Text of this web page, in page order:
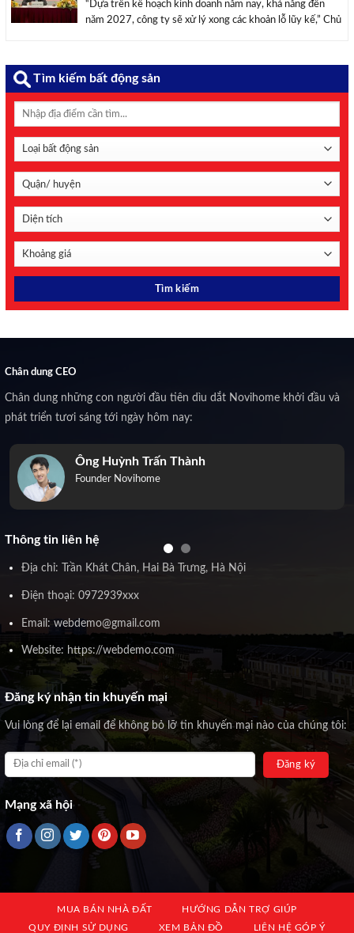
“Dựa trên kế hoạch kinh doanh năm nay, khả năng đến
năm 2027, công ty sẽ xử lý xong các khoản lỗ lũy kế,” Chủ
CTCP ...
Tìm kiếm bất động sản
Chân dung CEO
Chân dung những con người đầu tiên dìu dắt Novihome khởi đầu và
phát triển tươi sáng tới ngày hôm nay:
Ông Huỳnh Trấn Thành
Founder Novihome
Thông tin liên hệ
Địa chỉ: Trần Khát Chân, Hai Bà Trưng, Hà Nội
Điện thoại: 0972939xxx
Email: webdemo@gmail.com
Website: https://webdemo.com
Đăng ký nhận tin khuyến mại
Vui lòng để lại email để không bỏ lỡ tin khuyến mại nào của chúng tôi:
Mạng xã hội
MUA BÁN NHÀ ĐẤT
HƯỚNG DẪN TRỢ GIÚP
QUY ĐỊNH SỬ DỤNG
XEM BẢN ĐỒ LIÊN HỆ GÓP Ý